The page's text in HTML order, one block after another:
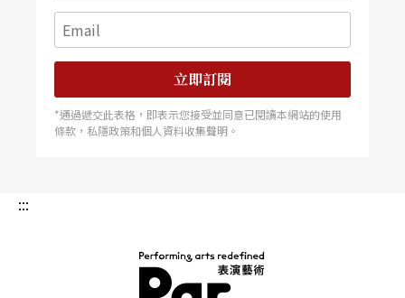
立即訂閱
*通過遞交此表格，即表示您接受並同意已閱讀本網站的使用
條款，私隱政策和個人資料收集聲明。
:::